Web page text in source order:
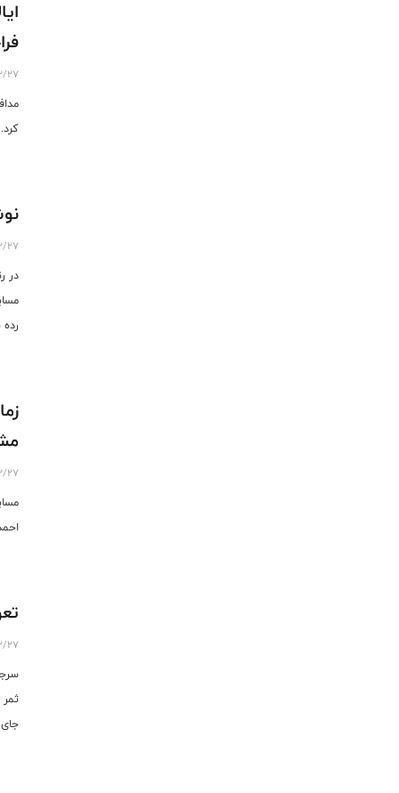
27
کرد.
27
در
27
احمدی 29 اسفند به
27
جای